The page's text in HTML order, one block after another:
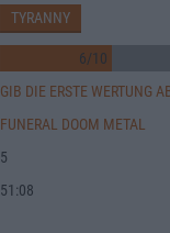
TYRANNY
6/10
GIB DIE ERSTE WERTUNG
FUNERAL DOOM METAL
5
51:08